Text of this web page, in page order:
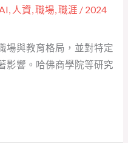
, 人資,職場,職涯 / 2024
場與教育格局，並對特定
影響。哈佛商學院等研究